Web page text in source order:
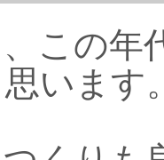
この年
います